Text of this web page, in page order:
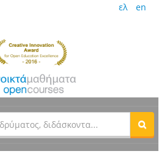
ελ en